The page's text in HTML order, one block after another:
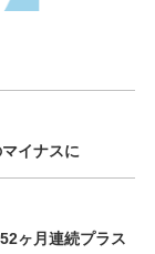
イナスに
ヶ月連続プラス